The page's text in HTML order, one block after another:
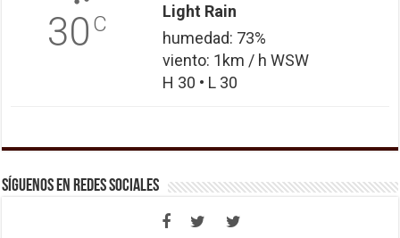
30 C
Light Rain
humedad: 73%
viento: 1km / h WSW
H 30 • L 30
Síguenos en Redes Sociales